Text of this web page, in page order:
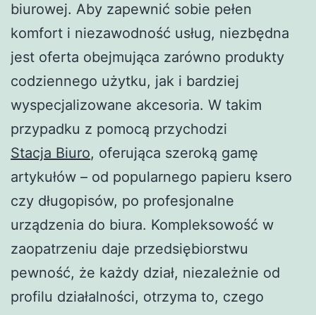
biurowej. Aby zapewnić sobie pełen
komfort i niezawodność usług, niezbędna
jest oferta obejmująca zarówno produkty
codziennego użytku, jak i bardziej
wyspecjalizowane akcesoria. W takim
przypadku z pomocą przychodzi
Stacja Biuro, oferująca szeroką gamę
artykułów – od popularnego papieru ksero
czy długopisów, po profesjonalne
urządzenia do biura. Kompleksowość w
zaopatrzeniu daje przedsiębiorstwu
pewność, że każdy dział, niezależnie od
profilu działalności, otrzyma to, czego